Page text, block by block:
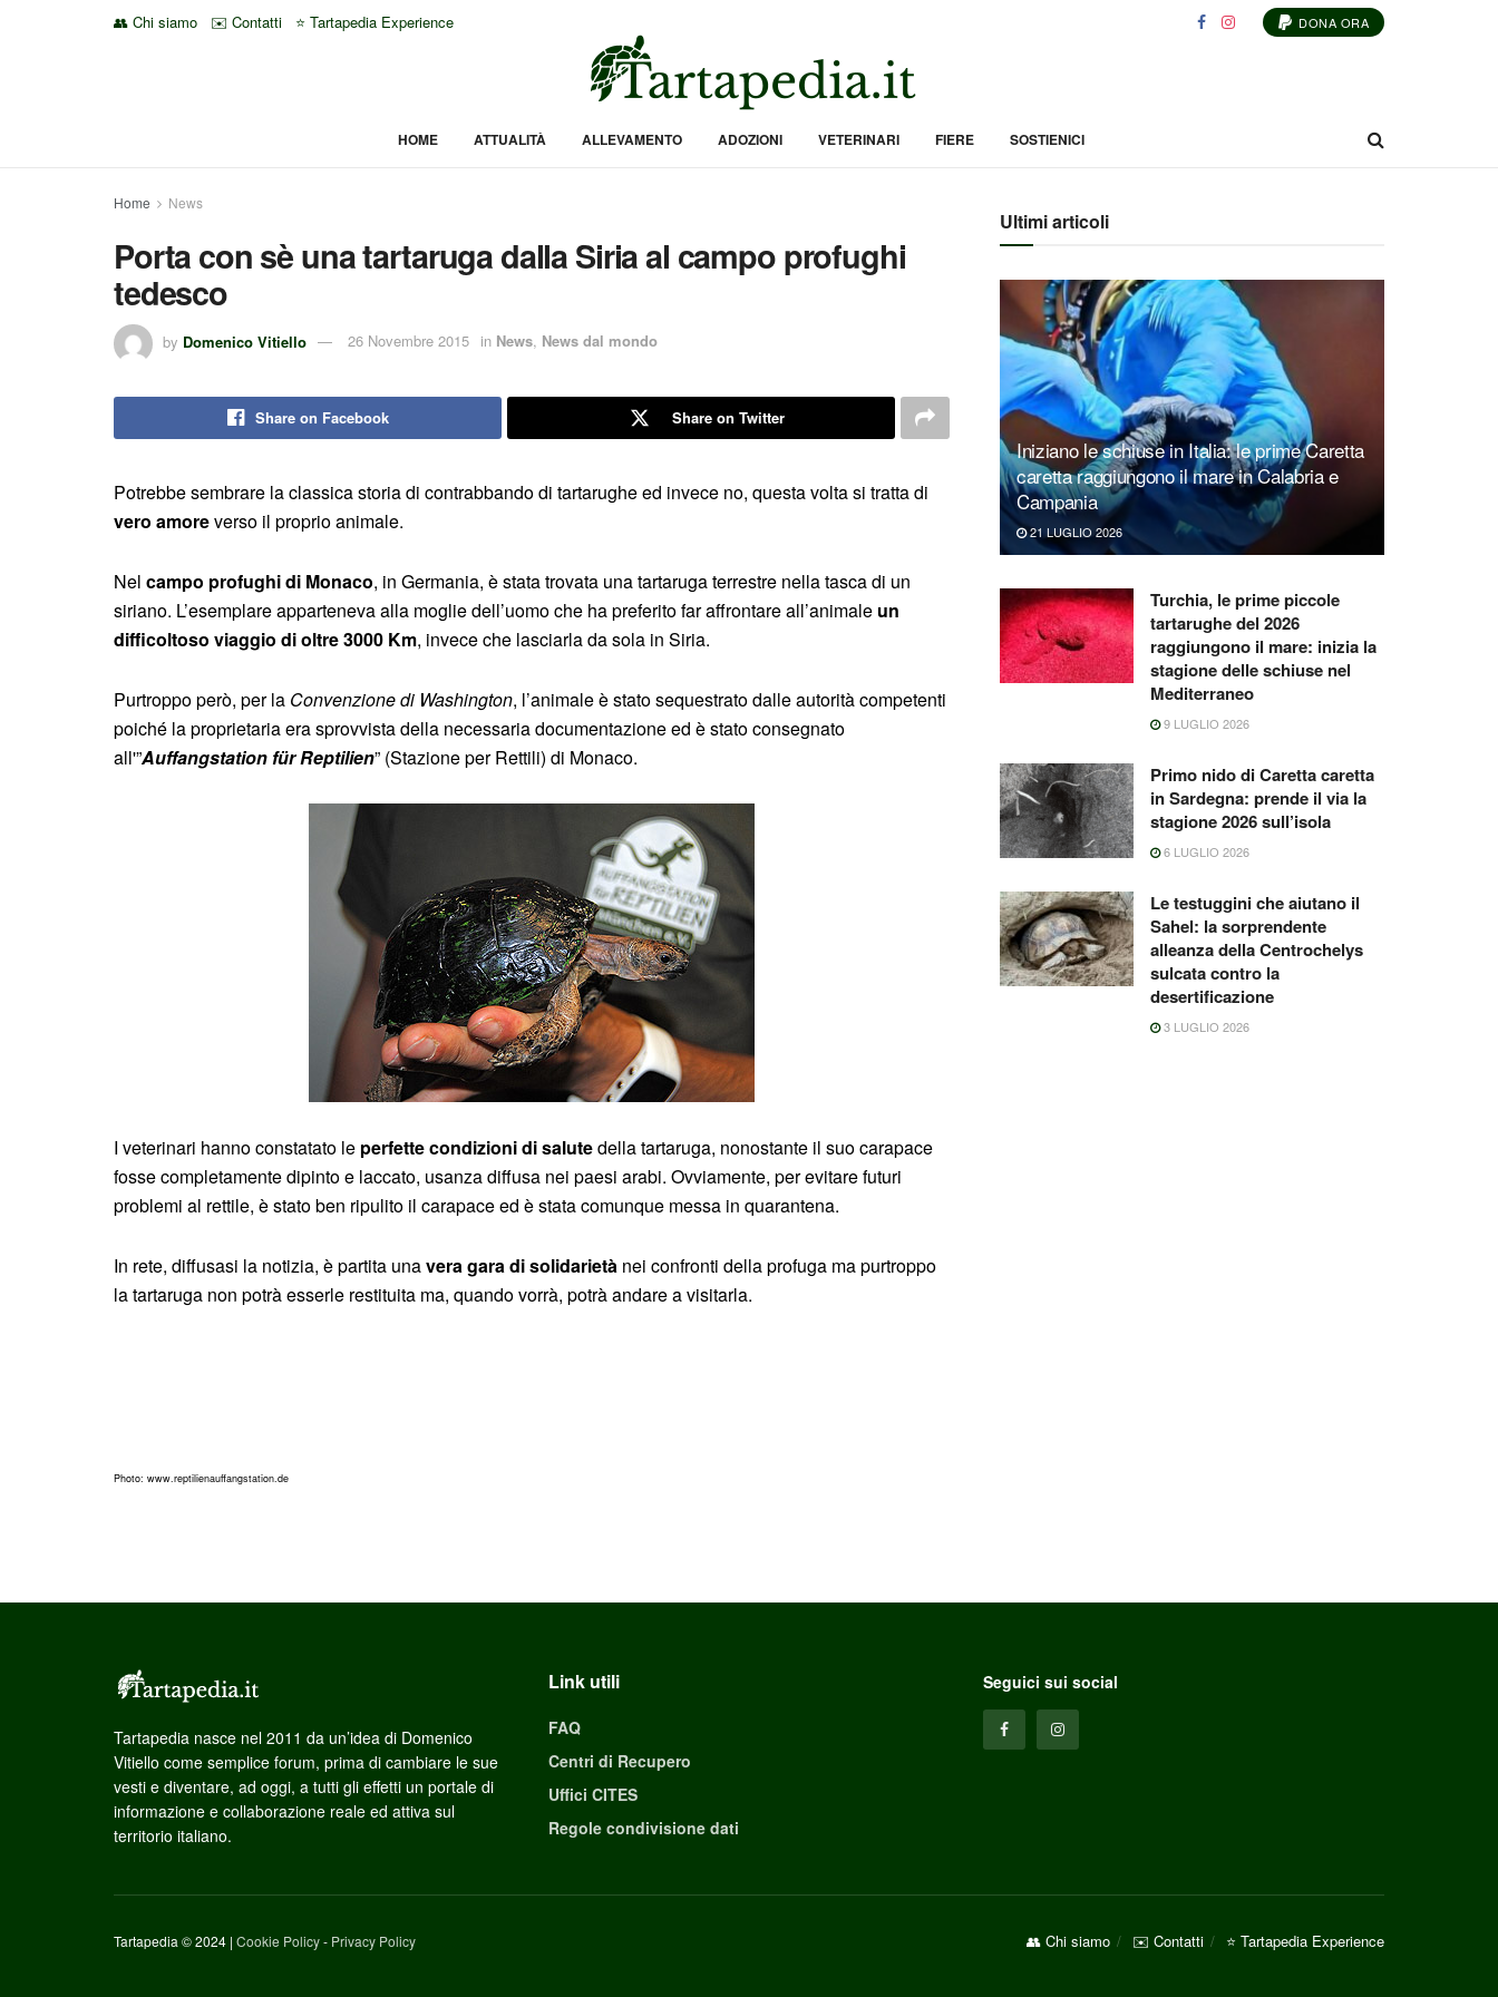
👥 Chi siamo ✉️ Contatti ⭐ Tartapedia Experience DONA ORA
HOME ATTUALITÀ ALLEVAMENTO ADOZIONI VETERINARI FIERE SOSTIENICI
Home News
Porta con sè una tartaruga dalla Siria al campo profughi
tedesco
by Domenico Vitiello 26 Novembre 2015 in News, News dal mondo
Share on Facebook Share on Twitter
Potrebbe sembrare la classica storia di contrabbando di tartarughe ed invece no, questa volta si tratta di
vero amoreverso il proprio animale.
Nel campo profughi di Monaco, in Germania, è stata trovata una tartaruga terrestre nella tasca di un
siriano. L’esemplare apparteneva alla moglie dell’uomo che ha preferito far affrontare all’animale un
difficoltoso viaggio di oltre 3000 Km, invece che lasciarla da sola in Siria.
Purtroppo però, per la Convenzione di Washington, l’animale è stato sequestrato dalle autorità competenti
poiché la proprietaria era sprovvista della necessaria documentazione ed è stato consegnato
all'”Auffangstation für Reptilien” (Stazione per Rettili) di Monaco.
I veterinari hanno constatato le perfette condizioni di salutedella tartaruga, nonostante il suo carapace
fosse completamente dipinto e laccato, usanza diffusa nei paesi arabi. Ovviamente, per evitare futuri
problemi al rettile, è stato ben ripulito il carapace ed è stata comunque messa in quarantena.
In rete, diffusasi la notizia, è partita unavera gara di solidarietà nei confronti della profuga ma purtroppo
la tartaruga non potrà esserle restituita ma, quando vorrà, potrà andare a visitarla.
Photo: www.reptilienauffangstation.de
Ultimi articoli
Iniziano le schiuse in Italia: le prime Caretta
caretta raggiungono il mare in Calabria e
Campania
21 LUGLIO 2026
Turchia, le prime piccole
tartarughe del 2026
raggiungono il mare: inizia la
stagione delle schiuse nel
Mediterraneo
9 LUGLIO 2026
Primo nido di Caretta caretta
in Sardegna: prende il via la
stagione 2026 sull’isola
6 LUGLIO 2026
Le testuggini che aiutano il
Sahel: la sorprendente
alleanza della Centrochelys
sulcata contro la
desertificazione
3 LUGLIO 2026
Tartapedia nasce nel 2011 da un’idea di Domenico
Vitiello come semplice forum, prima di cambiare le sue
vesti e diventare, ad oggi, a tutti gli effetti un portale di
informazione e collaborazione reale ed attiva sul
territorio italiano.
Link utili
FAQ
Centri di Recupero
Uffici CITES
Regole condivisione dati
Seguici sui social
👥 Chi siamo ✉️ Contatti ⭐ Tartapedia Experience
Tartapedia © 2024 | Cookie Policy- Privacy Policy